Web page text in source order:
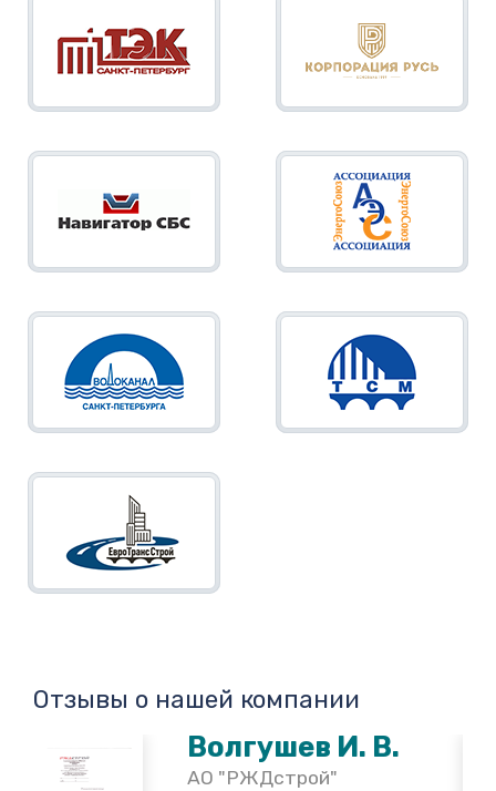
Отзывы о нашей компании
Волгушев И. В.
АО "РЖДстрой"